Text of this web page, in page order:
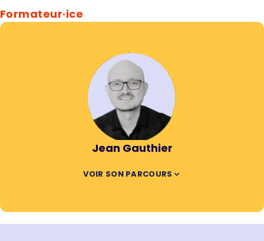
Formateur·ice
Jean Gauthier
VOIR SON PARCOURS